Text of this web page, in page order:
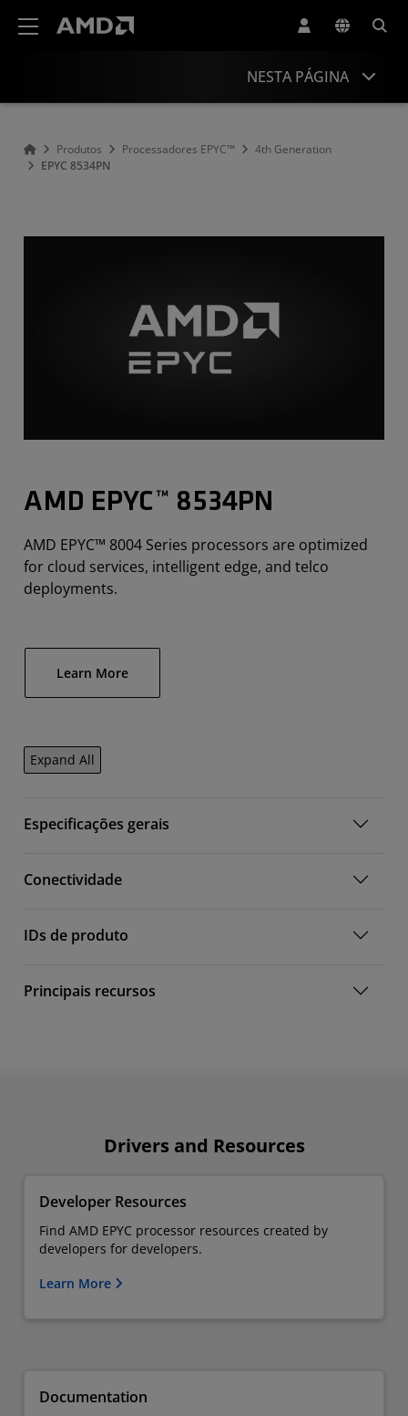
NESTA PÁGINA
Produtos Processadores EPYC™
4th Generation
EPYC 8534PN
AMD EPYC™ 8534PN
AMD EPYC™ 8004 Series processors are optimized
for cloud services, intelligent edge, and telco
deployments.
Learn More
Expand All
Especificações gerais
Conectividade
IDs de produto
Principais recursos
Drivers and Resources
Developer Resources
Find AMD EPYC processor resources created by
developers for developers.
Learn More
Documentation